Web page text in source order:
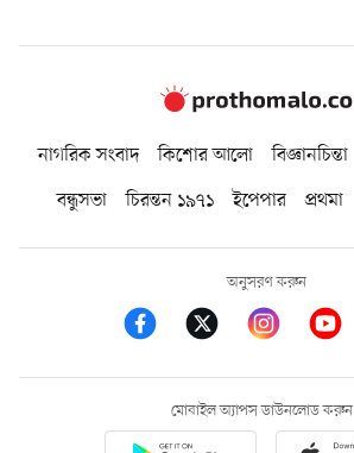
নাগরিক সংবাদ কিশোর আলো বিজ্ঞানচিন্তা
বন্ধুসভা
চিরন্তন ১৯৭১ ইপেপার প্রথমা
অনুসরণ করুন
মোবাইল অ্যাপস ডাউনলোড করুন